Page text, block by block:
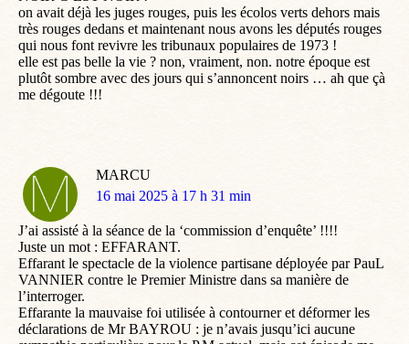
on avait déjà les juges rouges, puis les écolos verts dehors mais
très rouges dedans et maintenant nous avons les députés rouges
qui nous font revivre les tribunaux populaires de 1973 !
elle est pas belle la vie ? non, vraiment, non. notre époque est
plutôt sombre avec des jours qui s’annoncent noirs … ah que çà
me dégoute !!!
MARCU
dit
16 mai 2025 à 17 h 31 min
J’ai assisté à la séance de la ‘commission d’enquête’ !!!!
Juste un mot : EFFARANT.
Effarant le spectacle de la violence partisane déployée par PauL
VANNIER contre le Premier Ministre dans sa manière de
l’interroger.
Effarante la mauvaise foi utilisée à contourner et déformer les
déclarations de Mr BAYROU : je n’avais jusqu’ici aucune